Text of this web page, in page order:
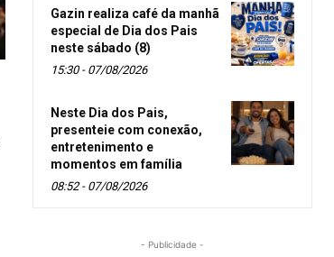
Gazin realiza café da manhã
especial de Dia dos Pais
neste sábado (8)
15:30 - 07/08/2026
Neste Dia dos Pais,
presenteie com conexão,
entretenimento e
momentos em família
08:52 - 07/08/2026
- Publicidade -